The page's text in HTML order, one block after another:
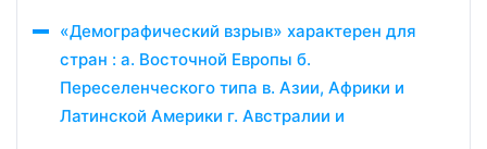
«Демографический взрыв» характерен для
стран : а. Восточной Европы​ б.
Переселенческого типа​ в. Азии, Африки и
Латинской Америки г. Австралии и